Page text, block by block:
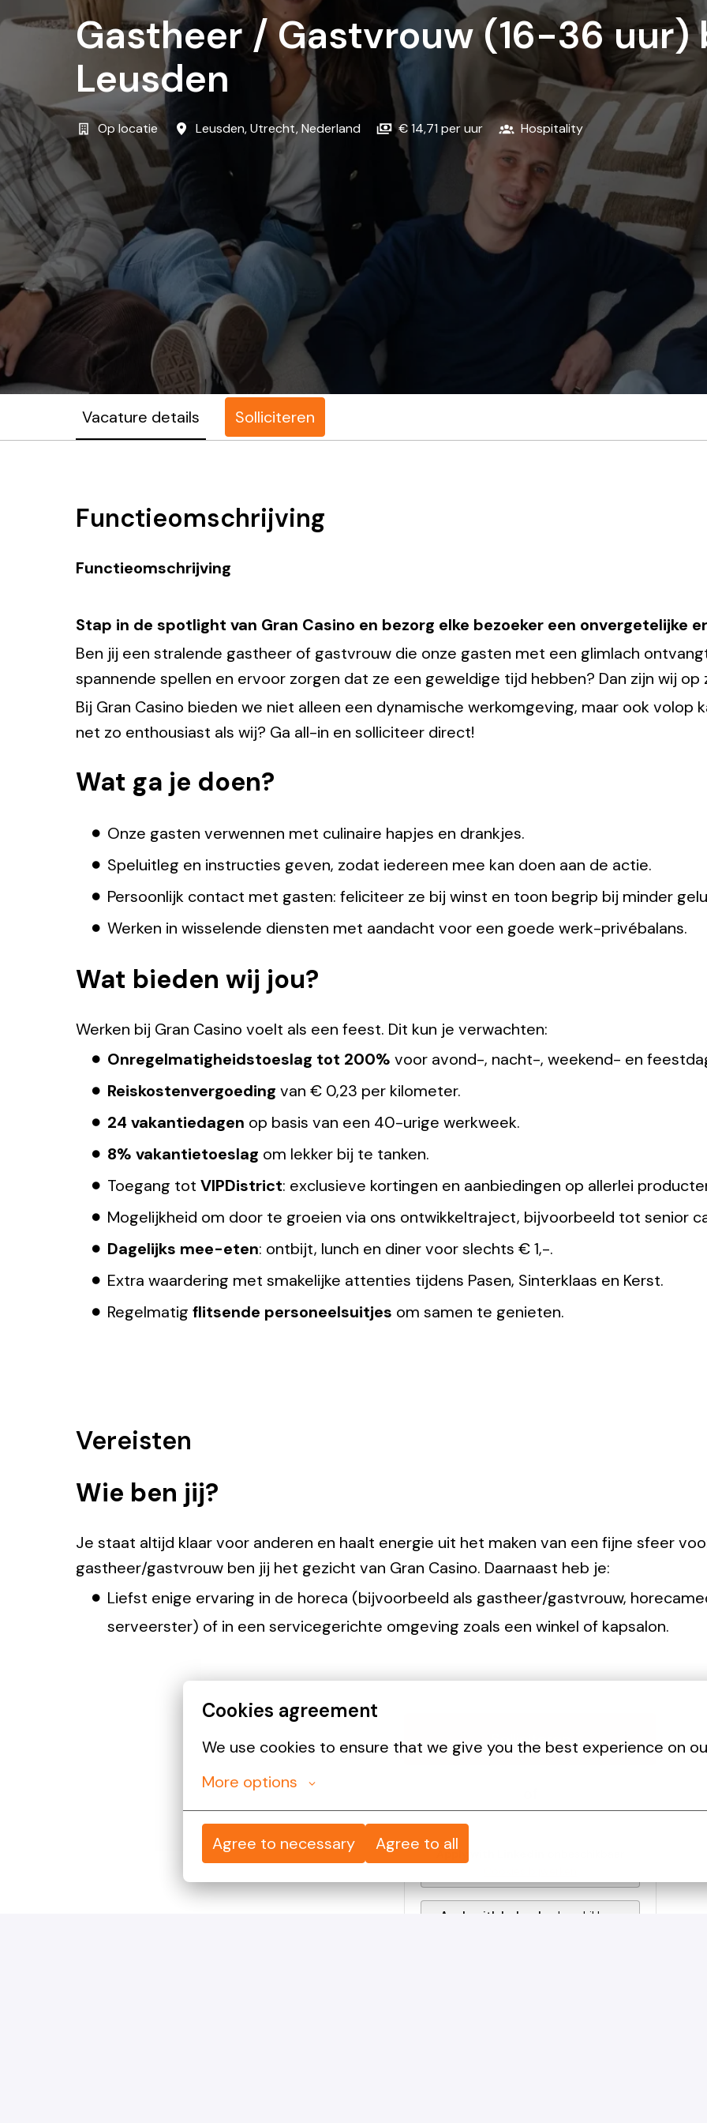
Cookies agreement
We use cookies to ensure that we give you the best experience on
More options
Agree to necessary Agree to all
Gastheer / Gastvrouw (16-36 uur)
Leusden
Op locatie Leusden,Utrecht,Nederland € 14,71 per uur Hospitality
Vacature details Solliciteren
Functieomschrijving
Functieomschrijving
Stap in de spotlight van Gran Casino en bezorg elke bezoeker een onvergetelijke
Ben jij een stralende gastheer of gastvrouw die onze gasten met een glimlach
spannende spellen en ervoor zorgen dat ze een geweldige tijd hebben? Dan zijn wij op
Bij Gran Casino bieden we niet alleen een dynamische werkomgeving, maar ook volop
net zo enthousiast als wij? Ga all-in en solliciteer direct!
Wat ga je doen?
Onze gasten verwennen met culinaire hapjes en drankjes.
Speluitleg en instructies geven, zodat iedereen mee kan doen aan de actie.
Persoonlijk contact met gasten: feliciteer ze bij winst en toon begrip bij minder
Werken in wisselende diensten met aandacht voor een goede werk-privébalans.
Wat bieden wij jou?
Werken bij Gran Casino voelt als een feest. Dit kun je verwachten:
Onregelmatigheidstoeslag tot 200% voor avond-, nacht-, weekend- en
Reiskostenvergoeding van € 0,23 per kilometer.
24 vakantiedagen op basis van een 40-urige werkweek.
8% vakantietoeslag om lekker bij te tanken.
Toegang tot VIPDistrict: exclusieve kortingen en aanbiedingen op allerlei
Mogelijkheid om door te groeien via ons ontwikkeltraject, bijvoorbeeld tot senior
Dagelijks mee-eten: ontbijt, lunch en diner voor slechts € 1,-.
Extra waardering met smakelijke attenties tijdens Pasen, Sinterklaas en Kerst.
Regelmatig flitsende personeelsuitjes om samen te genieten.
Vereisten
Wie ben jij?
Je staat altijd klaar voor anderen en haalt energie uit het maken van een fijne sfeer
gastheer/gastvrouw ben jij het gezicht van Gran Casino. Daarnaast heb je:
Liefst enige ervaring in de horeca (bijvoorbeeld als gastheer/gastvrouw,
serveerster) of in een servicegerichte omgeving zoals een winkel of kapsalon.
Solliciteren
Apply with Indeed
onbeschikbaar